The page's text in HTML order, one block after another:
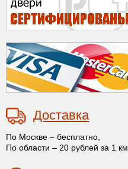
Доставка
По Москве – бесплатно,
По области – 20 рублей за 1 км